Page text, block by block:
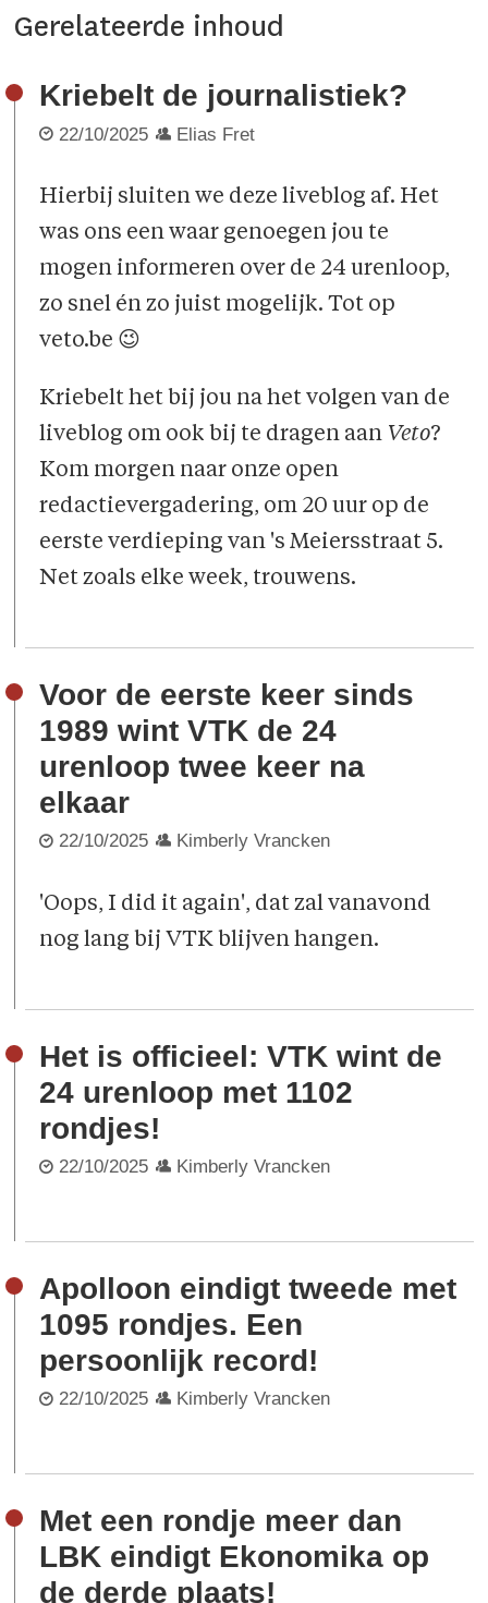
Gerelateerde inhoud
Kriebelt de journalistiek?
22/10/2025 Elias Fret
Hierbij sluiten we deze liveblog af. Het
was ons een waar genoegen jou te
mogen informeren over de 24 urenloop,
zo snel én zo juist mogelijk. Tot op
veto.be 😉
Kriebelt het bij jou na het volgen van de
liveblog om ook bij te dragen aan Veto?
Kom morgen naar onze open
redactievergadering, om 20 uur op de
eerste verdieping van 's Meiersstraat 5.
Net zoals elke week, trouwens.
Voor de eerste keer sinds
1989 wint VTK de 24
urenloop twee keer na
elkaar
22/10/2025 Kimberly Vrancken
'Oops, I did it again', dat zal vanavond
nog lang bij VTK blijven hangen.
Het is officieel: VTK wint de
24 urenloop met 1102
rondjes!
22/10/2025 Kimberly Vrancken
Apolloon eindigt tweede met
1095 rondjes. Een
persoonlijk record!
22/10/2025 Kimberly Vrancken
Met een rondje meer dan
LBK eindigt Ekonomika op
de derde plaats!